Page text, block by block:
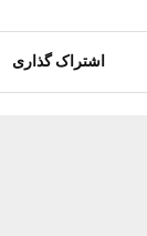
اشتراک گذاری